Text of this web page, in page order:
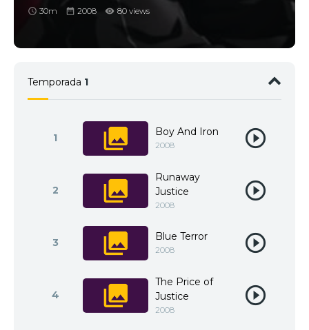
30m 2008 80 views
Temporada 1
1 Boy And Iron
2008
2
Runaway
Justice
2008
3 Blue Terror
2008
4
The Price of
Justice
2008